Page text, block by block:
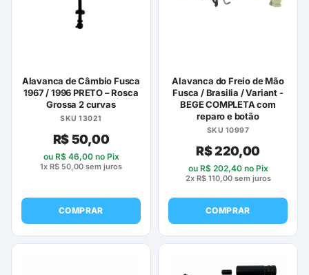
Alavanca de Câmbio Fusca
1967 / 1996 PRETO – Rosca
Grossa 2 curvas
SKU 13021
R$50,00
ou R$46,00no Pix
1x R$ 50,00 sem juros
COMPRAR
Alavanca do Freio de Mão
Fusca / Brasilia / Variant -
BEGE COMPLETA com
reparo e botão
SKU 10997
R$220,00
ou R$202,40no Pix
2x R$110,00sem juros
COMPRAR